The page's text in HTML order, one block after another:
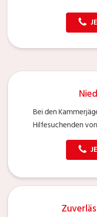
Bei den
Hilfesuchenden